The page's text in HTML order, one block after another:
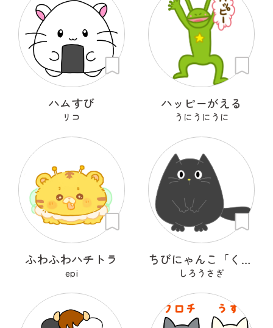
ハムすび
リコ
ハッピーがえる
うにうにうに
ふわふわハチトラ
epi
ちびにゃんこ「くろちゃん♡」
しろうさぎ